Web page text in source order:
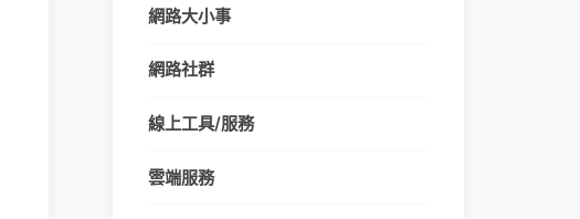
網路大小事
網路社群
線上工具/服務
雲端服務